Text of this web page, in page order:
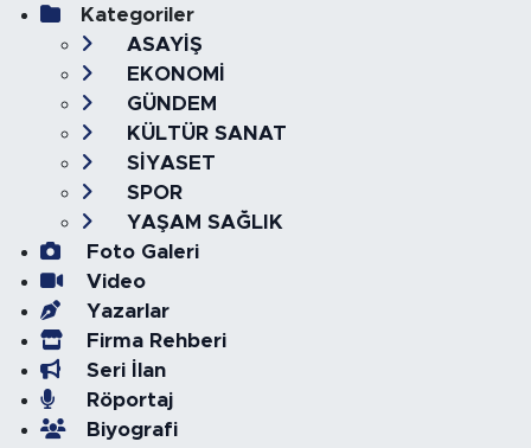
Kategoriler
ASAYİŞ
EKONOMİ
GÜNDEM
KÜLTÜR SANAT
SİYASET
SPOR
YAŞAM SAĞLIK
Foto Galeri
Video
Yazarlar
Firma Rehberi
Seri İlan
Röportaj
Biyografi